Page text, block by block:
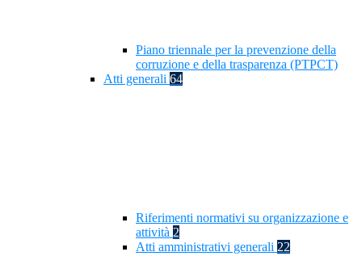
Piano triennale per la prevenzione della
corruzione e della trasparenza (PTPCT)
Atti generali 64
Riferimenti normativi su organizzazione e
attività 2
Atti amministrativi generali 22